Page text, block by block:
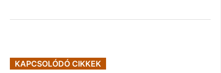
KAPCSOLÓDÓ CIKKEK